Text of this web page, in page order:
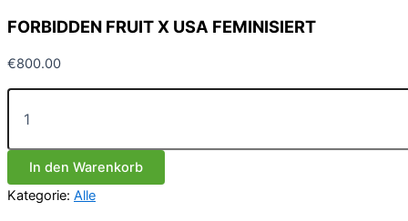
FORBIDDEN FRUIT X USA FEMINISIERT
€800.00
FORBIDDEN
FRUIT
USA
FEMINISIERT
Menge
In den Warenkorb
Kategorie: Alle